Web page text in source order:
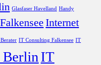
Glasfaser Havelland Handy
Internet
IT Consulting Falkensee IT
IT